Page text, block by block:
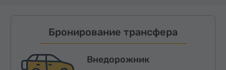
Бронирование трансфера
Внедорожник